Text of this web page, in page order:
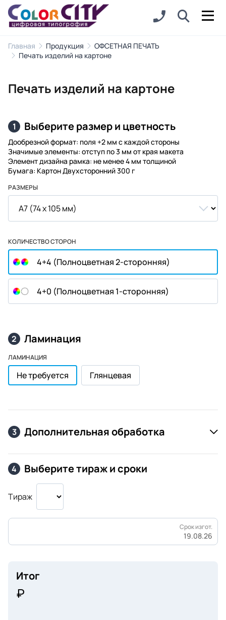
Главная Продукция
ОФСЕТНАЯ ПЕЧАТЬ
Печать изделий на картоне
Печать изделий на картоне
1 Выберите размер и цветность
Дообрезной формат: поля +2 мм с каждой стороны
Значимые элементы: отступ по 3 мм от края макета
Элемент дизайна рамка: не менее 4 мм толщиной
Бумага: Картон Двухсторонний 300 г
РАЗМЕРЫ
КОЛИЧЕСТВО СТОРОН
4+4 (Полноцветная 2-сторонняя)
4+0 (Полноцветная 1-сторонняя)
2 Ламинация
ЛАМИНАЦИЯ
Не требуется Глянцевая
3 Дополнительная обработка
4 Выберите тираж и сроки
Тираж
Срок изгот.
19.08.26
Итог